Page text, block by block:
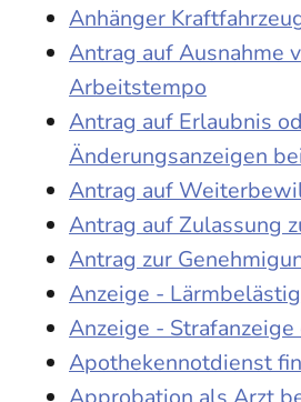
Anhänger
Antrag auf Ausnahme
Arbeitstempo
Antrag auf Erlaubnis
Änderungsanzeigen
Antrag auf
Antrag auf Zulassung
Antrag zur
Anzeige -
Anzeige -
Apothekennotdienst